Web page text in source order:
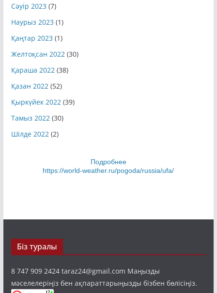
Сәуір 2023 (7)
Наурыз 2023 (1)
Қаңтар 2023 (1)
Желтоқсан 2022(30)
Қараша 2022(38)
Қазан 2022(52)
Қыркүйек 2022(39)
Тамыз 2022(30)
Шілде 2022(2)
Подробнее
https://world-weather.ru/pogoda/russia/ufa/
Біз туралы
8 747 909 2424 taraz24@gmail.com Маңызды
мәселелеріңіз бен ақпараттарыңызды бізбен бөлісіңіз.